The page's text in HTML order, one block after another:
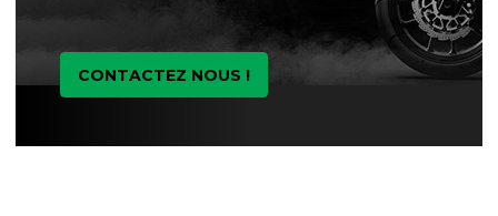
CONTACTEZ NOUS !